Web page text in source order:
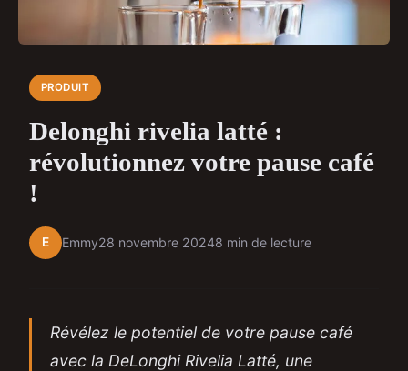
PRODUIT
Delonghi rivelia latté :
révolutionnez votre pause café
!
E Emmy28 novembre 20248 min de lecture
Révélez le potentiel de votre pause café
avec la DeLonghi Rivelia Latté, une